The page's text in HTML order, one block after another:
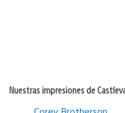
Nuestras impresiones de